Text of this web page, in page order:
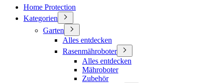
Home Protection
Kategorien
Garten
Alles entdecken
Rasenmähroboter
Alles entdecken
Mähroboter
Zubehör